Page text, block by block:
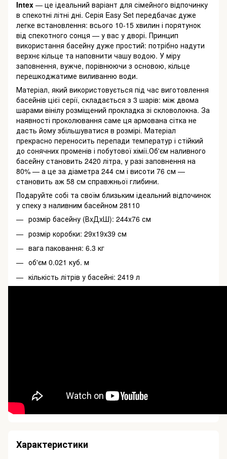
Intex — це ідеальний варіант для сімейного відпочинку
в спекотні літні дні. Серія Easy Set передбачає дуже
легке встановлення: всього 10-15 хвилин і порятунок
від спекотного сонця — у вас у дворі. Принцип
використання басейну дуже простий: потрібно надути
верхнє кільце та наповнити чашу водою. У міру
заповнення, вужче, порівнюючи з основою, кільце
перешкоджатиме виливанню води.
Матеріал, який використовується під час виготовлення
басейнів цієї серії, складається з 3 шарів: між двома
шарами вінілу розміщений прокладка зі скловолокна. За
наявності проколювання саме ця армована сітка не
дасть йому збільшуватися в розмірі. Матеріал
прекрасно переносить перепади температур і стійкий
до сонячних променів і побутової хімії.Об'єм наливного
басейну становить 2420 літра, у разі заповнення на
80% — а це за діаметра 244 см і висоти 76 см —
становить аж 58 см справжньої глибини.
Подаруйте собі та своїм близьким ідеальний відпочинок
у спеку з наливним басейном 28110
розмір басейну (ВxДxШ): 244x76 см
розмір коробки: 29x19x39 см
вага паковання: 6.3 кг
об'єм 0.021 куб. м
кількість літрів у басейні: 2419 л
Характеристики